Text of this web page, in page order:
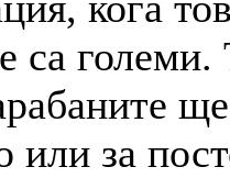
са
или за